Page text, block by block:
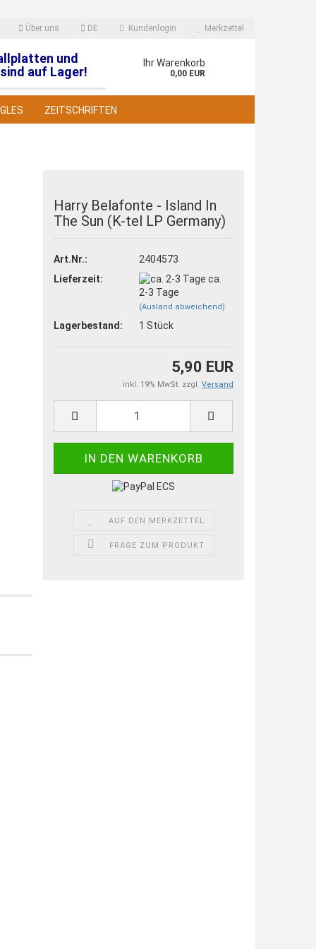
Über uns DE Kundenlogin Merkzettel
und
auf Lager!
Ihr Warenkorb
0,00 EUR
ZEITSCHRIFTEN
Harry Belafonte - Island In
The Sun (K-tel LP Germany)
Art.Nr.:
2404573
Lieferzeit:
ca.
2-3 Tage
(Ausland abweichend)
Lagerbestand: 1Stück
5,90 EUR
inkl. 19% MwSt. zzgl. Versand
AUF DEN MERKZETTEL
FRAGE ZUM PRODUKT